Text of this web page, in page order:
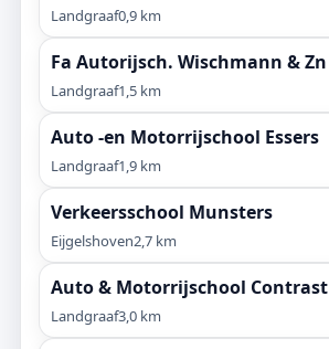
Landgraaf0,9 km
Fa Autorijsch. Wischmann & Zn
Landgraaf1,5 km
Auto -en Motorrijschool Essers
Landgraaf1,9 km
Verkeersschool Munsters
Eijgelshoven2,7 km
Auto & Motorrijschool Contrast
Landgraaf3,0 km